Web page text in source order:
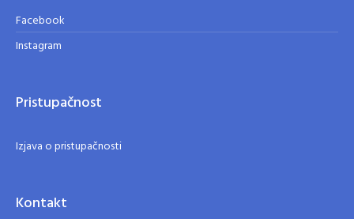
Facebook
Instagram
Pristupačnost
Izjava o pristupačnosti
Kontakt